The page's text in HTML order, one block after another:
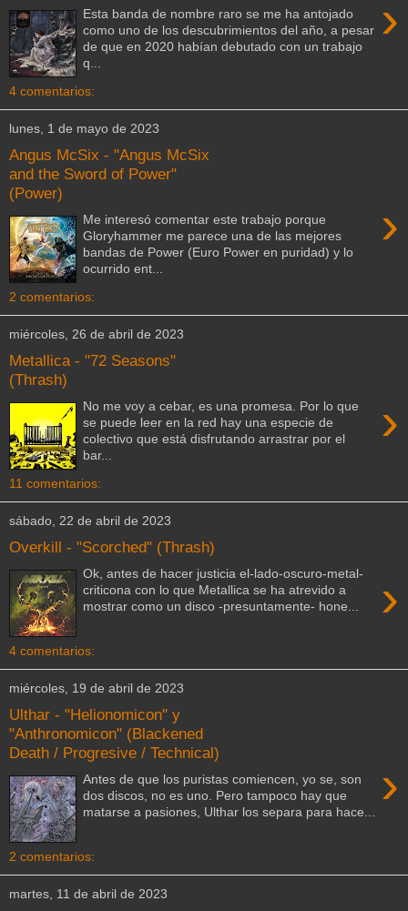
›
Esta banda de nombre raro se me ha antojado
como uno de los descubrimientos del año, a pesar
de que en 2020 habían debutado con un trabajo
q...
4 comentarios:
lunes, 1 de mayo de 2023
Angus McSix - "Angus McSix
and the Sword of Power"
(Power)
›
Me interesó comentar este trabajo porque
Gloryhammer me parece una de las mejores
bandas de Power (Euro Power en puridad) y lo
ocurrido ent...
2 comentarios:
miércoles, 26 de abril de 2023
Metallica - "72 Seasons"
(Thrash)
›
No me voy a cebar, es una promesa. Por lo que
se puede leer en la red hay una especie de
colectivo que está disfrutando arrastrar por el
bar...
11 comentarios:
sábado, 22 de abril de 2023
Overkill - "Scorched" (Thrash)
›
Ok, antes de hacer justicia el-lado-oscuro-metal-
criticona con lo que Metallica se ha atrevido a
mostrar como un disco -presuntamente- hone...
4 comentarios:
miércoles, 19 de abril de 2023
Ulthar - "Helionomicon" y
"Anthronomicon" (Blackened
Death / Progresive / Technical)
›
Antes de que los puristas comiencen, yo se, son
dos discos, no es uno. Pero tampoco hay que
matarse a pasiones, Ulthar los separa para hace...
2 comentarios:
martes, 11 de abril de 2023